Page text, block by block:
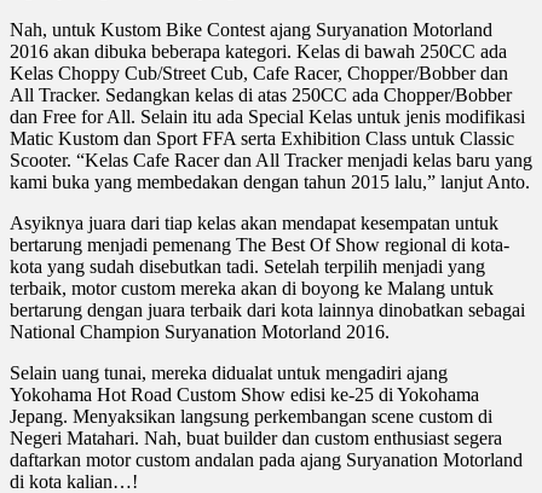
Nah, untuk Kustom Bike Contest ajang Suryanation Motorland
2016 akan dibuka beberapa kategori. Kelas di bawah 250CC ada
Kelas Choppy Cub/Street Cub, Cafe Racer, Chopper/Bobber dan
All Tracker. Sedangkan kelas di atas 250CC ada Chopper/Bobber
dan Free for All. Selain itu ada Special Kelas untuk jenis modifikasi
Matic Kustom dan Sport FFA serta Exhibition Class untuk Classic
Scooter. “Kelas Cafe Racer dan All Tracker menjadi kelas baru yang
kami buka yang membedakan dengan tahun 2015 lalu,” lanjut Anto.
Asyiknya juara dari tiap kelas akan mendapat kesempatan untuk
bertarung menjadi pemenang The Best Of Show regional di kota-
kota yang sudah disebutkan tadi. Setelah terpilih menjadi yang
terbaik, motor custom mereka akan di boyong ke Malang untuk
bertarung dengan juara terbaik dari kota lainnya dinobatkan sebagai
National Champion Suryanation Motorland 2016.
Selain uang tunai, mereka didualat untuk mengadiri ajang
Yokohama Hot Road Custom Show edisi ke-25 di Yokohama
Jepang. Menyaksikan langsung perkembangan scene custom di
Negeri Matahari. Nah, buat builder dan custom enthusiast segera
daftarkan motor custom andalan pada ajang Suryanation Motorland
di kota kalian…!